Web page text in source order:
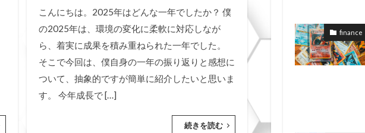
こんにちは。2025年はどんな一年でしたか？ 僕
の2025年は、環境の変化に柔軟に対応しなが
ら、着実に成果を積み重ねられた一年でした。
そこで今回は、僕自身の一年の振り返りと感想に
ついて、抽象的ですが簡単に紹介したいと思いま
す。 今年成長で […]
続きを読む
finance